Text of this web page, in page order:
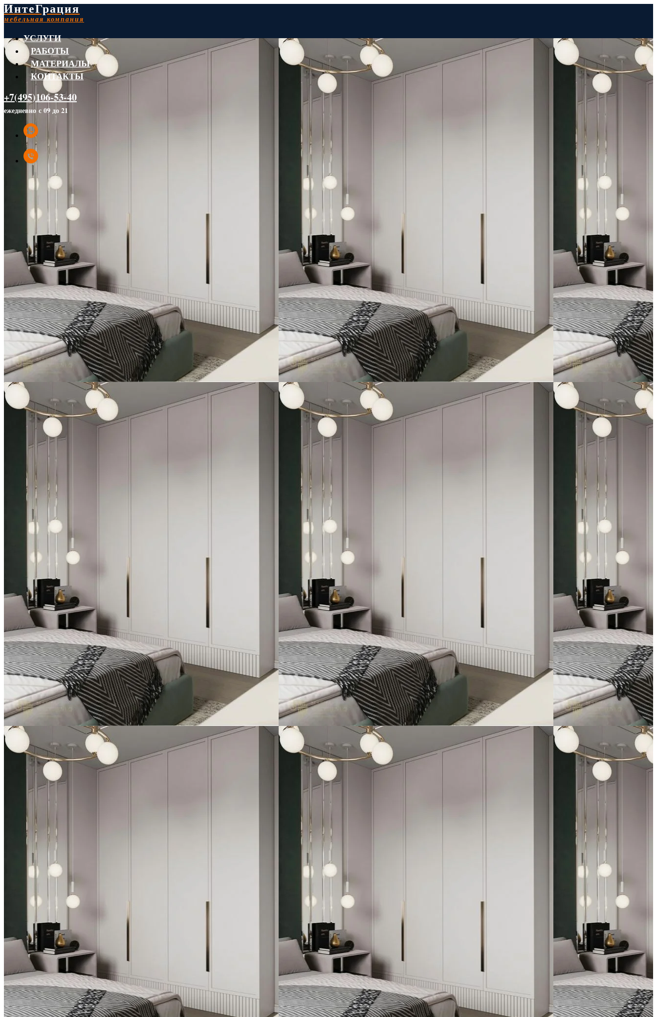
ИнтеГрация
мебельная компания
УСЛУГИ
РАБОТЫ
МАТЕРИАЛЫ
КОНТАКТЫ
+7(495)106-53-40
ежедневно с 09 до 21